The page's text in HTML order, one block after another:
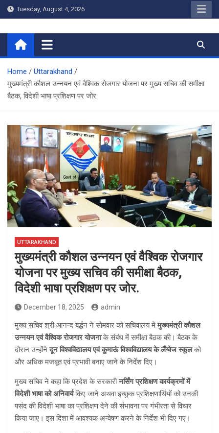
Skip
to
Tuesday, August 4, 2026
Home
Home
Uttarakhand
मुख्यमंत्री कौशल उन्नयन एवं वैश्विक रोजगार योजना पर मुख्य सचिव की समीक्षा
बैठक, विदेशी भाषा प्रशिक्षण पर जोर.
UTTARAKHAND
मुख्यमंत्री कौशल उन्नयन एवं वैश्विक रोजगार
योजना पर मुख्य सचिव की समीक्षा बैठक,
विदेशी भाषा प्रशिक्षण पर जोर.
December 18, 2025 admin
मुख्य सचिव श्री आनन्द बर्द्धन ने सोमवार को सचिवालय मेंमुख्यमंत्री कौशल
उन्नयन एवं वैश्विक रोजगार योजनाके संबंध में समीक्षा बैठक की। बैठक के
दौरान उन्होंनेदून विश्वविद्यालय एवं कुमाऊं विश्वविद्यालय के लैंग्वेज स्कूलको
और अधिक मजबूत एवं प्रभावी बनाए जाने के निर्देश दिए।
मुख्य सचिव ने कहा कि प्रदेश के सरकारीनर्सिंग प्रशिक्षण कार्यक्रमों में
विदेशी भाषा को अनिवार्यकिए जाने अथवा इच्छुक प्रशिक्षणार्थियों को उनकी
पसंद की विदेशी भाषा का प्रशिक्षण देने की संभावना पर गंभीरता से विचार
किया जाए। इस दिशा में आवश्यक अन्वेषण करने के निर्देश भी दिए गए।